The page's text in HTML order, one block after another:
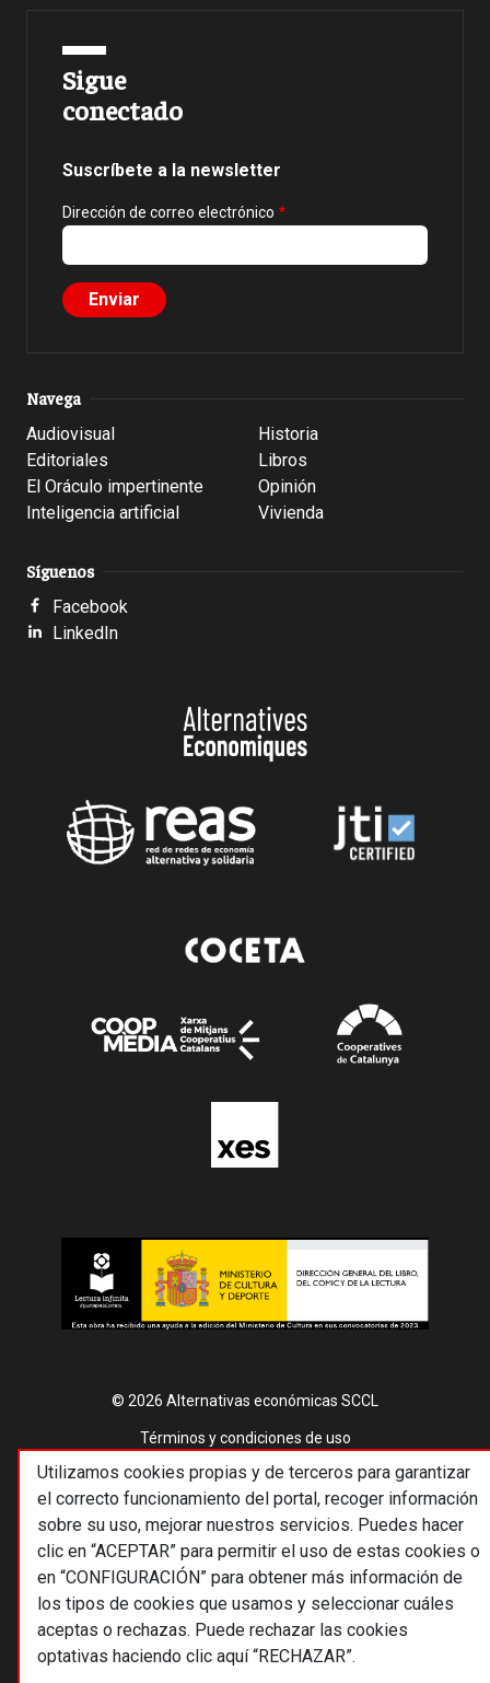
Utilizamos cookies propias y de terceros para garantizar
el correcto funcionamiento del portal, recoger información
sobre su uso, mejorar nuestros servicios. Puedes hacer
clic en “ACEPTAR” para permitir el uso de estas cookies o
en “CONFIGURACIÓN” para obtener más información de
los tipos de cookies que usamos y seleccionar cuáles
aceptas o rechazas. Puede rechazar las cookies
optativas haciendo clic aquí “RECHAZAR”.
Sigue
conectado
Suscríbete a la newsletter
Dirección de correo electrónico
Navega
Audiovisual
Editoriales
El Oráculo impertinente
Inteligencia artificial
Historia
Libros
Opinión
Vivienda
Síguenos
Facebook
LinkedIn
© 2026 Alternativas económicas SCCL
Footer
Términos y condiciones de uso
Política de privacidad
Política de cookies
Principios editoriales
Transparencia cooperativa